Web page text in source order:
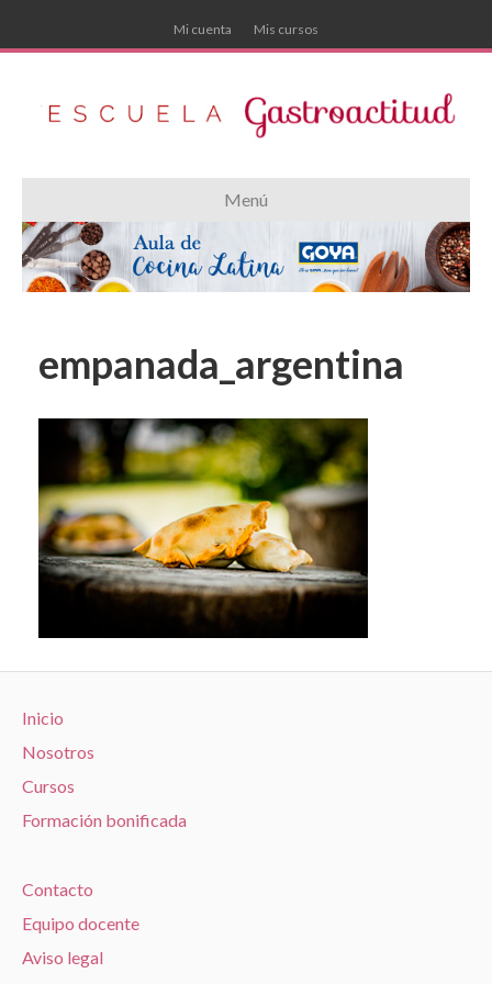
Mi cuenta Mis cursos
Menú
empanada_argentina
Inicio
Nosotros
Cursos
Formación bonificada
Contacto
Equipo docente
Aviso legal